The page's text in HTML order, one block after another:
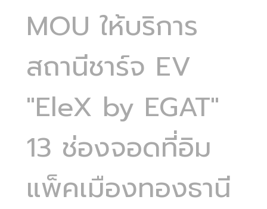
MOU ให้บริการ
สถานีชาร์จ EV
"EleX by EGAT"
13 ช่องจอดที่อิม
แพ็คเมืองทองธานี